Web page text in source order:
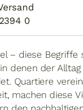
0
– diese
denen der
Quartiere
machen diese